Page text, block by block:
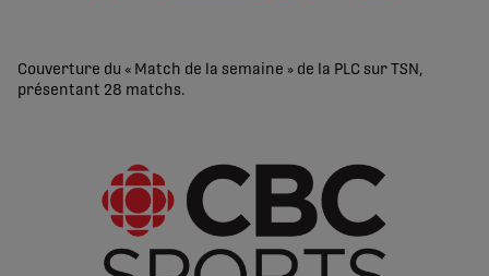
Couverture du « Match de la semaine » de la PLC sur TSN,
présentant 28 matchs.